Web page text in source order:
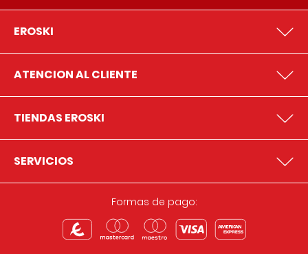
EROSKI
ATENCION AL CLIENTE
TIENDAS EROSKI
SERVICIOS
Formas de pago: